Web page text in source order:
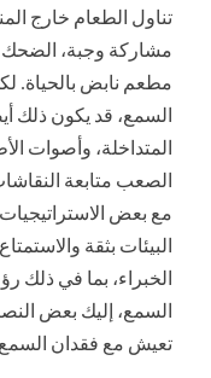
تناول الطعام خارج
مشاركة وجبة، الضحك
مطعم نابض بالحياة.
السمع، قد يكون ذلك
المتداخلة، وأصوات
الصعب متابعة
مع بعض
البيئات بثقة
الخبراء، بما في ذلك
السمع، إليك بعض
تعيش مع فقدان